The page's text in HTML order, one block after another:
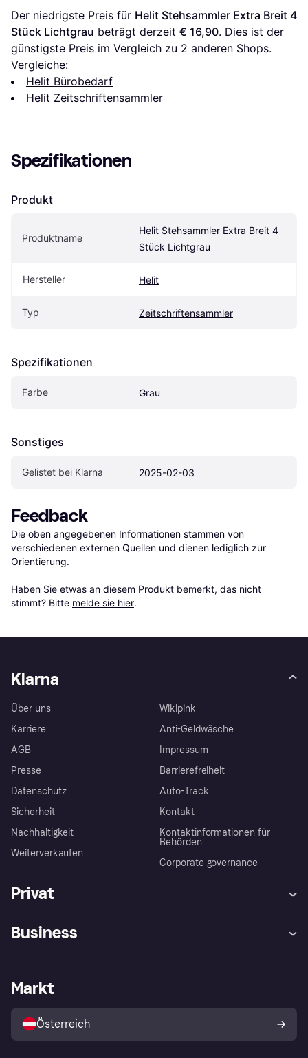
Der niedrigste Preis für Helit Stehsammler Extra Breit 4
Stück Lichtgrau beträgt derzeit € 16,90. Dies ist der
günstigste Preis im Vergleich zu 2 anderen Shops.
Vergleiche:
Helit Bürobedarf
Helit Zeitschriftensammler
Spezifikationen
Produkt
Produktname
Helit Stehsammler Extra Breit 4
Stück Lichtgrau
Hersteller Helit
Typ Zeitschriftensammler
Spezifikationen
Farbe Grau
Sonstiges
Gelistet bei Klarna 2025-02-03
Feedback
Die oben angegebenen Informationen stammen von
verschiedenen externen Quellen und dienen lediglich zur
Orientierung.
Haben Sie etwas an diesem Produkt bemerkt, das nicht
stimmt? Bitte melde sie hier.
Klarna
Über uns
Karriere
AGB
Presse
Datenschutz
Sicherheit
Nachhaltigkeit
Weiterverkaufen
Wikipink
Anti-Geldwäsche
Impressum
Barrierefreiheit
Auto-Track
Kontakt
Kontaktinformationen für
Behörden
Corporate governance
Privat
Shops entdecken
Business
Händlerportal
Markt
Österreich